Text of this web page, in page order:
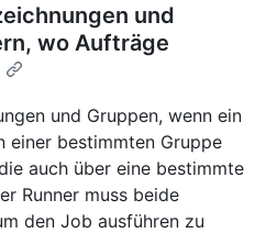
und
wo Aufträge
und Gruppen, wenn ein
einer bestimmten Gruppe
auch über eine bestimmte
Runner muss beide
den Job ausführen zu